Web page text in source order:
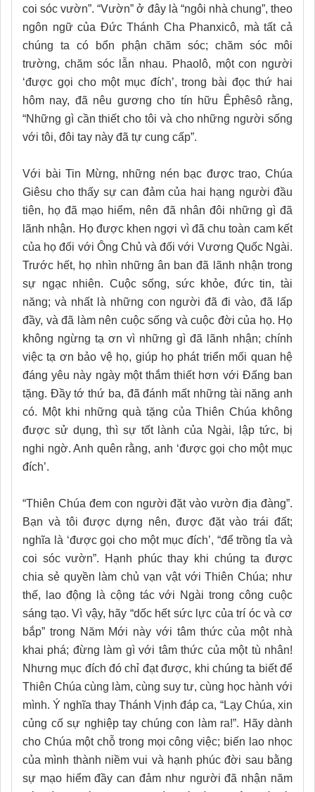
coi sóc vườn”. “Vườn” ở đây là “ngôi nhà chung”, theo
ngôn ngữ của Đức Thánh Cha Phanxicô, mà tất cả
chúng ta có bổn phận chăm sóc; chăm sóc môi
trường, chăm sóc lẫn nhau. Phaolô, một con người
‘được gọi cho một mục đích’, trong bài đọc thứ hai
hôm nay, đã nêu gương cho tín hữu Êphêsô rằng,
“Những gì cần thiết cho tôi và cho những người sống
với tôi, đôi tay này đã tự cung cấp”.
Với bài Tin Mừng, những nén bạc được trao, Chúa
Giêsu cho thấy sự can đảm của hai hạng người đầu
tiên, họ đã mạo hiểm, nên đã nhân đôi những gì đã
lãnh nhận. Họ được khen ngợi vì đã chu toàn cam kết
của họ đối với Ông Chủ và đối với Vương Quốc Ngài.
Trước hết, họ nhìn những ân ban đã lãnh nhận trong
sự ngạc nhiên. Cuộc sống, sức khỏe, đức tin, tài
năng; và nhất là những con người đã đi vào, đã lấp
đầy, và đã làm nên cuộc sống và cuộc đời của họ. Họ
không ngừng tạ ơn vì những gì đã lãnh nhận; chính
việc tạ ơn bảo vệ họ, giúp họ phát triển mối quan hệ
đáng yêu này ngày một thắm thiết hơn với Đấng ban
tặng. Đầy tớ thứ ba, đã đánh mất những tài năng anh
có. Một khi những quà tặng của Thiên Chúa không
được sử dụng, thì sự tốt lành của Ngài, lập tức, bị
nghi ngờ. Anh quên rằng, anh ‘được gọi cho một mục
đích’.
“Thiên Chúa đem con người đặt vào vườn địa đàng”.
Bạn và tôi được dựng nên, được đặt vào trái đất;
nghĩa là ‘được gọi cho một mục đích’, “để trồng tỉa và
coi sóc vườn”. Hạnh phúc thay khi chúng ta được
chia sẻ quyền làm chủ vạn vật với Thiên Chúa; như
thế, lao động là cộng tác với Ngài trong công cuộc
sáng tạo. Vì vậy, hãy “dốc hết sức lực của trí óc và cơ
bắp” trong Năm Mới này với tâm thức của một nhà
khai phá; đừng làm gì với tâm thức của một tù nhân!
Nhưng mục đích đó chỉ đạt được, khi chúng ta biết để
Thiên Chúa cùng làm, cùng suy tư, cùng học hành với
mình. Ý nghĩa thay Thánh Vịnh đáp ca, “Lạy Chúa, xin
củng cố sự nghiệp tay chúng con làm ra!”. Hãy dành
cho Chúa một chỗ trong mọi công việc; biến lao nhọc
của mình thành niềm vui và hạnh phúc đời sau bằng
sự mạo hiểm đầy can đảm như người đã nhận năm